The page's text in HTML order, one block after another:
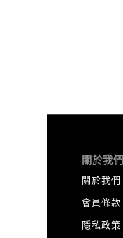
關於我們
關於我們
會員條款
隱私政策